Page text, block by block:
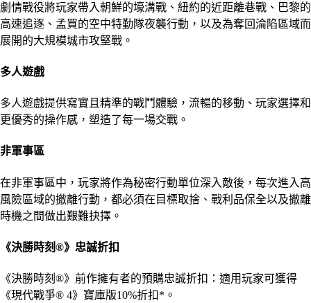
劇情戰役將玩家帶入朝鮮的壕溝戰、紐約的近距離巷戰、巴黎的
高速追逐、孟買的空中特勤隊夜襲行動，以及為奪回淪陷區域而
展開的大規模城市攻堅戰。
多人遊戲
多人遊戲提供寫實且精準的戰鬥體驗，流暢的移動、玩家選擇和
更優秀的操作感，塑造了每一場交戰。
非軍事區
在非軍事區中，玩家將作為秘密行動單位深入敵後，每次進入高
風險區域的撤離行動，都必須在目標取捨、戰利品保全以及撤離
時機之間做出艱難抉擇。
《決勝時刻®》忠誠折扣
《決勝時刻®》前作擁有者的預購忠誠折扣：適用玩家可獲得
《現代戰爭® 4》寶庫版10%折扣*。